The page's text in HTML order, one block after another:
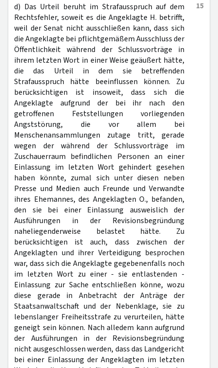
15
d) Das Urteil beruht im Strafausspruch auf dem
Rechtsfehler, soweit es die Angeklagte H. betrifft,
weil der Senat nicht ausschließen kann, dass sich
die Angeklagte bei pflichtgemäßem Ausschluss der
Öffentlichkeit während der Schlussvorträge in
ihrem letzten Wort in einer Weise geäußert hätte,
die das Urteil in dem sie betreffenden
Strafausspruch hätte beeinflussen können. Zu
berücksichtigen ist insoweit, dass sich die
Angeklagte aufgrund der bei ihr nach den
getroffenen Feststellungen vorliegenden
Angststörung, die vor allem bei
Menschenansammlungen zutage tritt, gerade
wegen der während der Schlussvorträge im
Zuschauerraum befindlichen Personen an einer
Einlassung im letzten Wort gehindert gesehen
haben könnte, zumal sich unter diesen neben
Presse und Medien auch Freunde und Verwandte
ihres Ehemannes, des Angeklagten O., befanden,
den sie bei einer Einlassung ausweislich der
Ausführungen in der Revisionsbegründung
naheliegenderweise belastet hätte. Zu
berücksichtigen ist auch, dass zwischen der
Angeklagten und ihrer Verteidigung besprochen
war, dass sich die Angeklagte gegebenenfalls noch
im letzten Wort zu einer - sie entlastenden -
Einlassung zur Sache entschließen könne, wozu
diese gerade in Anbetracht der Anträge der
Staatsanwaltschaft und der Nebenklage, sie zu
lebenslanger Freiheitsstrafe zu verurteilen, hätte
geneigt sein können. Nach alledem kann aufgrund
der Ausführungen in der Revisionsbegründung
nicht ausgeschlossen werden, dass das Landgericht
bei einer Einlassung der Angeklagten im letzten